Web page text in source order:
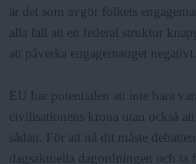
är det som avgör folkets
alla fall att en federal struktur
att påverka engagemanget negativt.
EU har potentialen att inte bara
civilisationens krona utan också
sådan. För att nå dit måste
dagsaktuella dagordningen och ta